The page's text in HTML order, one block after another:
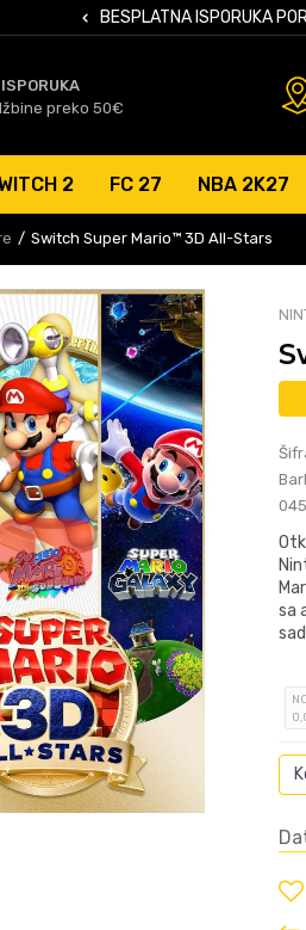
BESPLATNA ISPORUKA
preko 50€
2 FC 27 NBA 2K27
Switch Super Mario™ 3D All-Stars
sa
0